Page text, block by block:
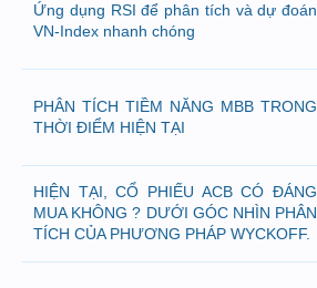
Ứng dụng RSI để phân tích và dự đoán
VN-Index nhanh chóng
PHÂN TÍCH TIỀM NĂNG MBB TRONG
THỜI ĐIỂM HIỆN TẠI
HIỆN TẠI, CỔ PHIẾU ACB CÓ ĐÁNG
MUA KHÔNG ? DƯỚI GÓC NHÌN PHÂN
TÍCH CỦA PHƯƠNG PHÁP WYCKOFF.